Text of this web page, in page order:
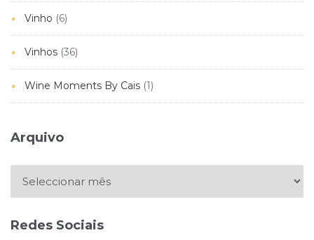
Vinho (6)
Vinhos (36)
Wine Moments By Cais (1)
Arquivo
Redes Sociais